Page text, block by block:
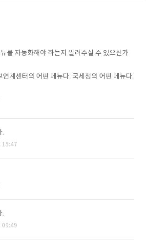
를 자동화해야 하는지 알려주실 수 있으신가
계센터의 어떤 메뉴다. 국세청의 어떤 메뉴다.
.
15:47
.
09:49